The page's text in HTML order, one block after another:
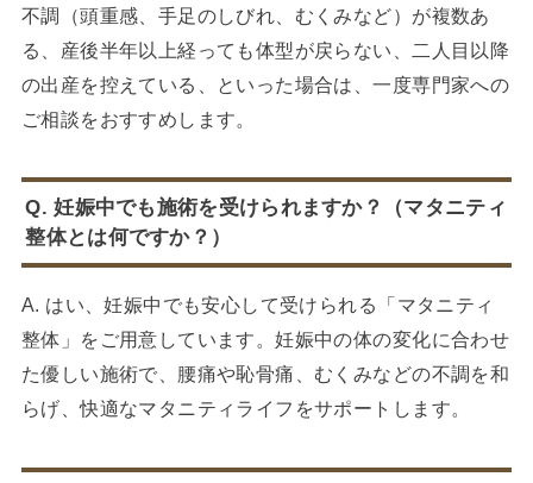
不調（頭重感、手足のしびれ、むくみなど）が複数あ
る、産後半年以上経っても体型が戻らない、二人目以降
の出産を控えている、といった場合は、一度専門家への
ご相談をおすすめします。
Q. 妊娠中でも施術を受けられますか？（マタニティ
整体とは何ですか？）
A. はい、妊娠中でも安心して受けられる「マタニティ
整体」をご用意しています。妊娠中の体の変化に合わせ
た優しい施術で、腰痛や恥骨痛、むくみなどの不調を和
らげ、快適なマタニティライフをサポートします。